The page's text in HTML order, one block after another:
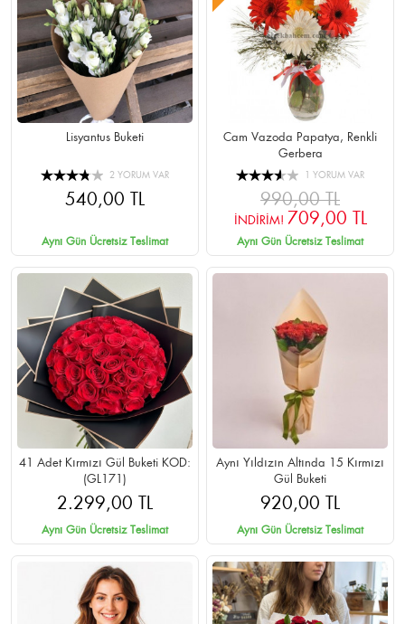
Lisyantus Buketi
2 YORUM VAR
540,00 TL
Aynı Gün Ücretsiz Teslimat
Cam Vazoda Papatya, Renkli
Gerbera
1 YORUM VAR
990,00 TL
İNDİRİM! 709,00 TL
Aynı Gün Ücretsiz Teslimat
41 Adet Kırmızı Gül Buketi KOD:
(GL171)
2.299,00 TL
Aynı Gün Ücretsiz Teslimat
Aynı Yıldızın Altında 15 Kırmızı
Gül Buketi
920,00 TL
Aynı Gün Ücretsiz Teslimat